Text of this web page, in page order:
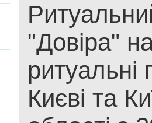
"Довіра"
ритуальні
Києві та